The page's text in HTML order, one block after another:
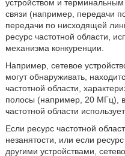
устройством и
связи (например, передачи
передачи по нисходящей
ресурс частотной области,
механизма конкуренции.
Например, сетевое
могут обнаруживать,
частотной области,
полосы (например, 20 МГц), в
частотной области
Если ресурс частотной
незанятости, или если
другими устройствами,